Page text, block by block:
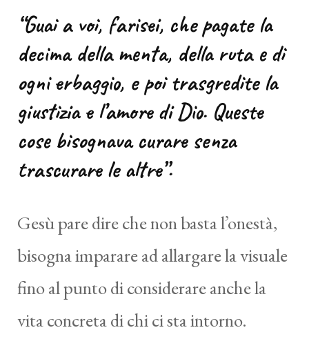
“Guai a voi, farisei, che pagate la
decima della menta, della ruta e di
ogni erbaggio, e poi trasgredite la
giustizia e l’amore di Dio. Queste
cose bisognava curare senza
trascurare le altre”.
Gesù pare dire che non basta l’onestà,
bisogna imparare ad allargare la visuale
fino al punto di considerare anche la
vita concreta di chi ci sta intorno.